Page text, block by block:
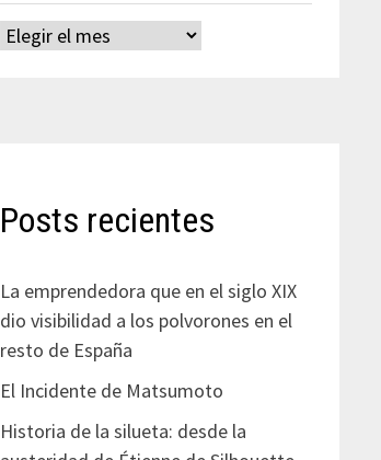
Archivos
Posts recientes
La emprendedora que en el siglo XIX
dio visibilidad a los polvorones en el
resto de España
El Incidente de Matsumoto
Historia de la silueta: desde la